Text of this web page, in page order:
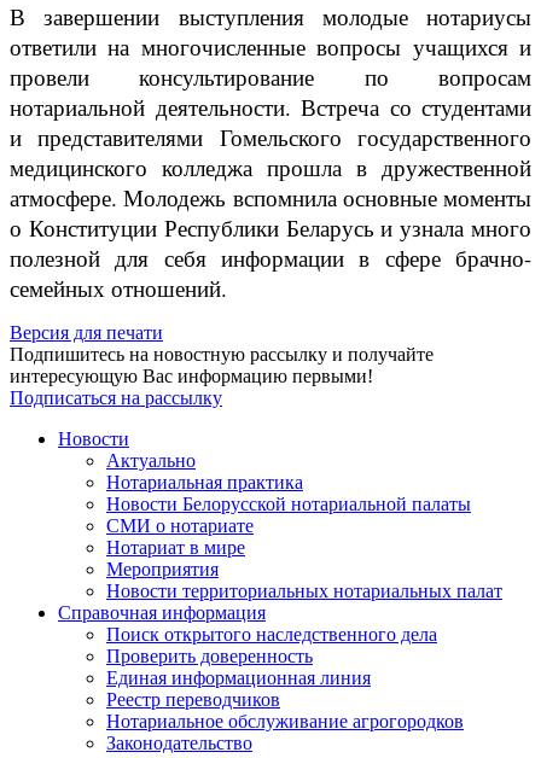
В завершении выступления молодые нотариусы
ответили на многочисленные вопросы учащихся и
провели консультирование по вопросам
нотариальной деятельности. Встреча со студентами
и представителями Гомельского государственного
медицинского колледжа прошла в дружественной
атмосфере. Молодежь вспомнила основные моменты
о Конституции Республики Беларусь и узнала много
полезной для себя информации в сфере брачно-
семейных отношений.
Версия для печати
Подпишитесь на новостную рассылку и получайте
интересующую Вас информацию первыми!
Подписаться на рассылку
Новости
Актуально
Нотариальная практика
Новости Белорусской нотариальной палаты
СМИ о нотариате
Нотариат в мире
Мероприятия
Новости территориальных нотариальных палат
Справочная информация
Поиск открытого наследственного дела
Проверить доверенность
Единая информационная линия
Реестр переводчиков
Нотариальное обслуживание агрогородков
Законодательство